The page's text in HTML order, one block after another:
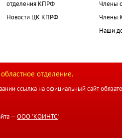
отделения КПРФ
Новости ЦК КПРФ
Члены
Члены
Наши
отделение.
ссылка на официальный сайт
— ООО "КОИНТС".